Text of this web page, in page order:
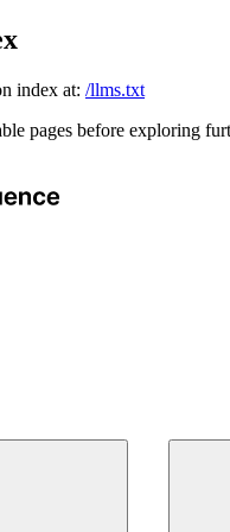
index at: /llms.txt
pages before exploring